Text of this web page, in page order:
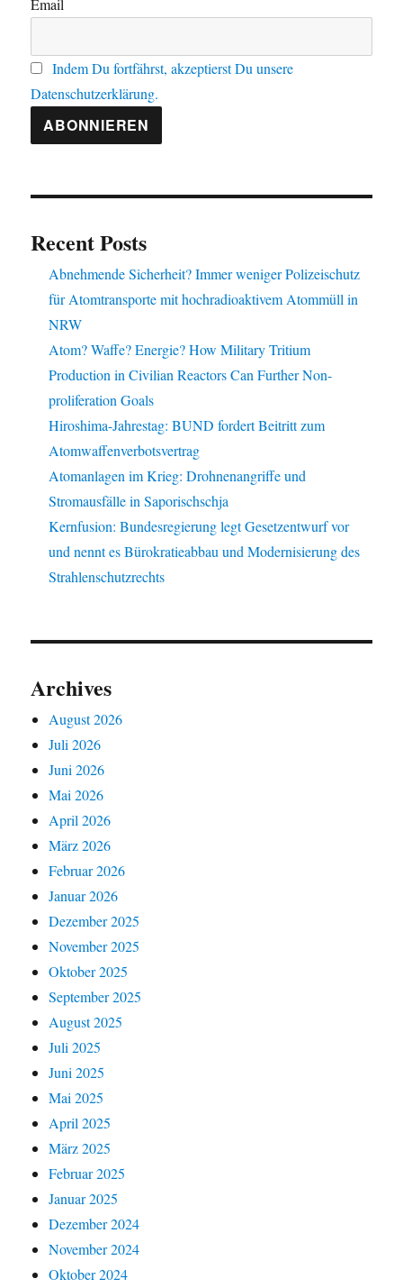
Indem Du fortfährst, akzeptierst Du unsere
Datenschutzerklärung.
Recent Posts
Abnehmende Sicherheit? Immer weniger Polizeischutz
für Atomtransporte mit hochradioaktivem Atommüll in
NRW
Atom? Waffe? Energie? How Military Tritium
Production in Civilian Reactors Can Further Non-
proliferation Goals
Hiroshima-Jahrestag: BUND fordert Beitritt zum
Atomwaffenverbotsvertrag
Atomanlagen im Krieg: Drohnenangriffe und
Stromausfälle in Saporischschja
Kernfusion: Bundesregierung legt Gesetzentwurf vor
und nennt es Bürokratieabbau und Modernisierung des
Strahlenschutzrechts
Archives
August 2026
Juli 2026
Juni 2026
Mai 2026
April 2026
März 2026
Februar 2026
Januar 2026
Dezember 2025
November 2025
Oktober 2025
September 2025
August 2025
Juli 2025
Juni 2025
Mai 2025
April 2025
März 2025
Februar 2025
Januar 2025
Dezember 2024
November 2024
Oktober 2024